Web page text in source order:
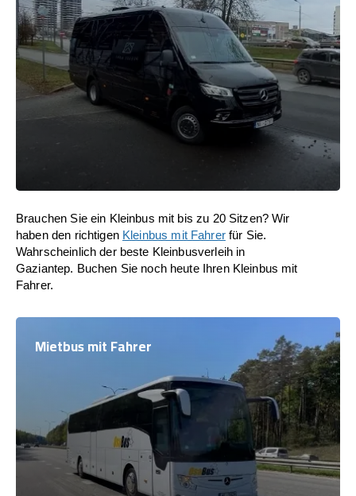
Brauchen Sie ein Kleinbus mit bis zu 20 Sitzen? Wir
haben den richtigen Kleinbus mit Fahrerfür Sie.
Wahrscheinlich der beste Kleinbusverleih in
Gaziantep. Buchen Sie noch heute Ihren Kleinbus mit
Fahrer.
Mietbus mit Fahrer